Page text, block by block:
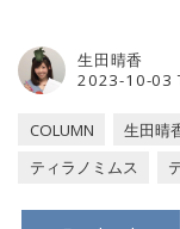
2023-10-03
生田晴香
COLUMN 生田晴
ティラノミムス